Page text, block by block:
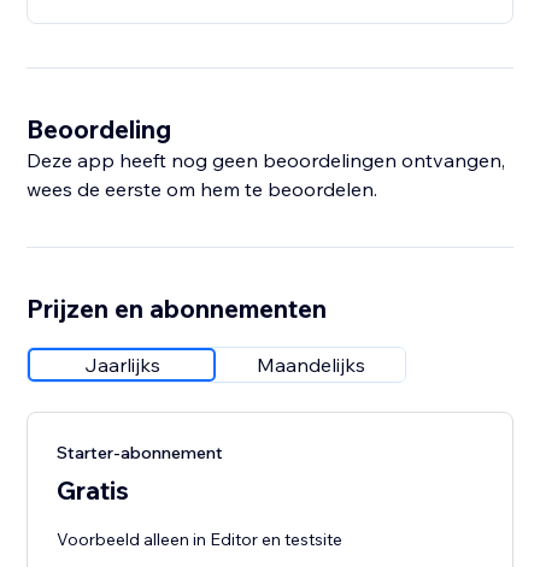
Beoordeling
Deze app heeft nog geen beoordelingen ontvangen,
wees de eerste om hem te beoordelen.
Prijzen en abonnementen
Jaarlijks Maandelijks
Starter-abonnement
Gratis
Voorbeeld alleen in Editor en testsite